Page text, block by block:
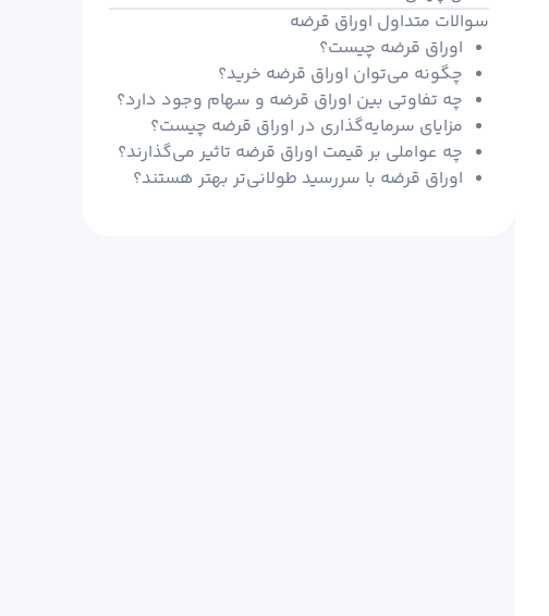
سوالات متداول اوراق قرضه
اوراق قرضه چیست؟
چگونه می‌توان اوراق قرضه خرید؟
چه تفاوتی بین اوراق قرضه و سهام وجود دارد؟
مزایای سرمایه‌گذاری در اوراق قرضه چیست؟
چه عواملی بر قیمت اوراق قرضه تاثیر می‌گذارند؟
اوراق قرضه با سررسید طولانی‌تر بهتر هستند؟